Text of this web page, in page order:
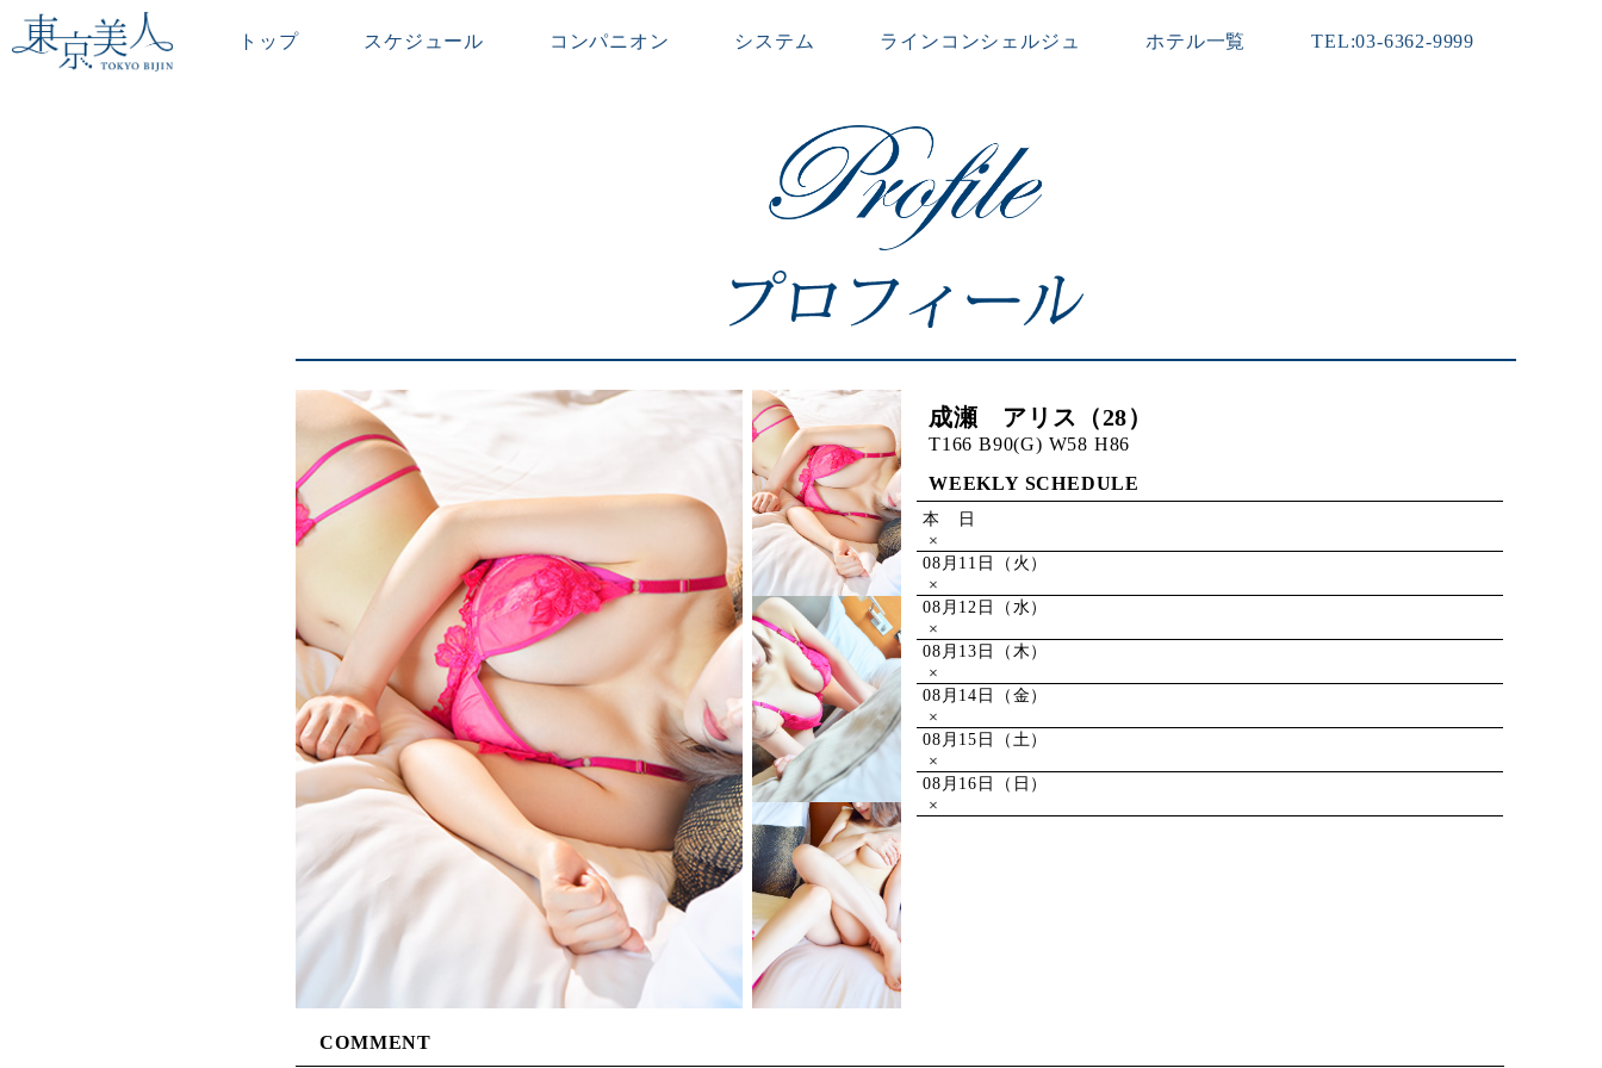
トップ スケジュール コンパニオン システム ラインコンシェルジュ ホテル一覧 TEL:03-6362-9999
成瀬 アリス（28）
T166 B90(G) W58 H86
WEEKLY SCHEDULE
本 日
×
08月11日（火）
×
08月12日（水）
×
08月13日（木）
×
08月14日（金）
×
08月15日（土）
×
08月16日（日）
×
COMMENT